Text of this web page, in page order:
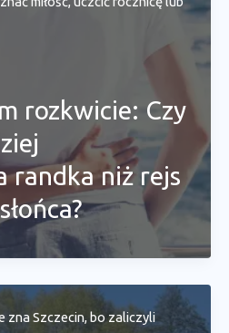
rozkwicie: Czy
randka niż rejs
zna Szczecin, bo zaliczyli